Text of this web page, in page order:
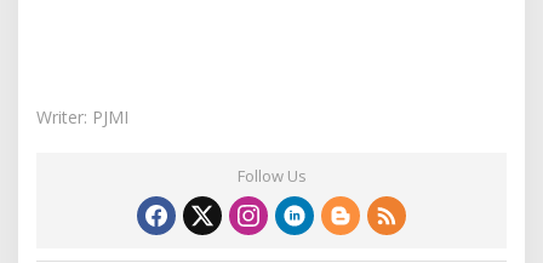
Writer: PJMI
Follow Us